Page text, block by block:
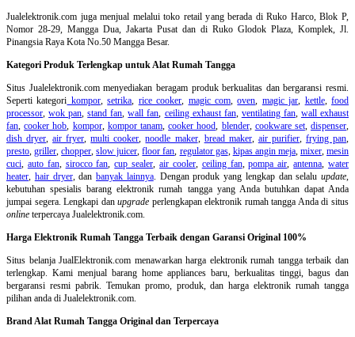
Jualelektronik.com juga menjual melalui toko retail yang berada di Ruko Harco, Blok P,
Nomor 28-29, Mangga Dua, Jakarta Pusat dan di Ruko Glodok Plaza, Komplek, Jl.
Pinangsia Raya Kota No.50 Mangga Besar.
Kategori Produk Terlengkap untuk Alat Rumah Tangga
Situs Jualelektronik.com menyediakan beragam produk berkualitas dan bergaransi resmi.
Seperti kategori kompor,setrika, rice cooker, magic com,oven, magic jar, kettle,food
processor,wok pan,stand fan,wall fan, ceiling exhaust fan, ventilating fan, wall exhaust
fan,cooker hob, kompor, kompor tanam,cooker hood, blender, cookware set,dispenser,
dish dryer,air fryer,multi cooker,noodle maker, bread maker, air purifier, frying pan,
presto,griller,chopper,slow juicer,floor fan, regulator gas, kipas angin meja, mixer,mesin
cuci, auto fan, sirocco fan,cup sealer,air cooler, ceiling fan,pompa air,antenna,water
heater, hair dryer, dan banyak lainnya. Dengan produk yang lengkap dan selalu update,
kebutuhan spesialis barang elektronik rumah tangga yang Anda butuhkan dapat Anda
jumpai segera. Lengkapi danupgrade perlengkapan elektronik rumah tangga Anda di situs
online terpercaya Jualelektronik.com.
Harga Elektronik Rumah Tangga Terbaik dengan Garansi Original 100%
Situs belanjaJualElektronik.com menawarkan harga elektronik rumah tangga terbaik dan
terlengkap. Kami menjual barang home appliances baru, berkualitas tinggi, bagus dan
bergaransi resmi pabrik. Temukan promo, produk, dan harga elektronik rumah tangga
pilihan anda di Jualelektronik.com.
Brand Alat Rumah Tangga Original dan Terpercaya